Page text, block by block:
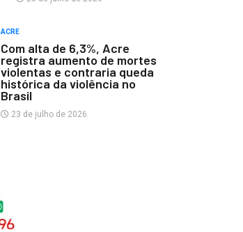
ACRE
Com alta de 6,3%, Acre
registra aumento de mortes
violentas e contraria queda
histórica da violência no
Brasil
23 de julho de 2026